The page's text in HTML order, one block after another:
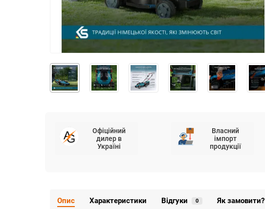
Офіційний
дилер в
Україні
Власний
імпорт
продукції
Опис Характеристики Відгуки 0 Як замовити?